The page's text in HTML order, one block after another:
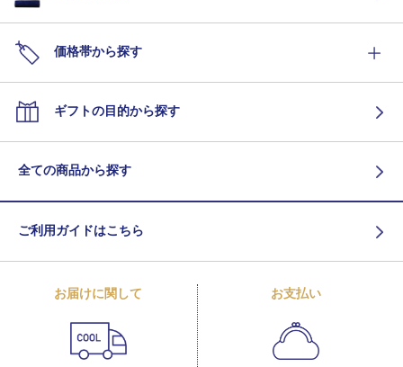
価格帯から探す
ギフトの目的から探す
全ての商品から探す
ご利用ガイドはこちら
お届けに関して お支払い